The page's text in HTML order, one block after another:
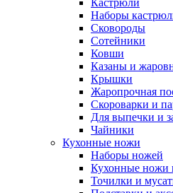
Кастрюли
Наборы
Сковороды
Сотейники
Ковши
Казаны и
Крышки
Жаропрочная
Скороварки и
Для выпечки и
Чайники
Кухонные ножи
Наборы ножей
Кухонные
Точилки и